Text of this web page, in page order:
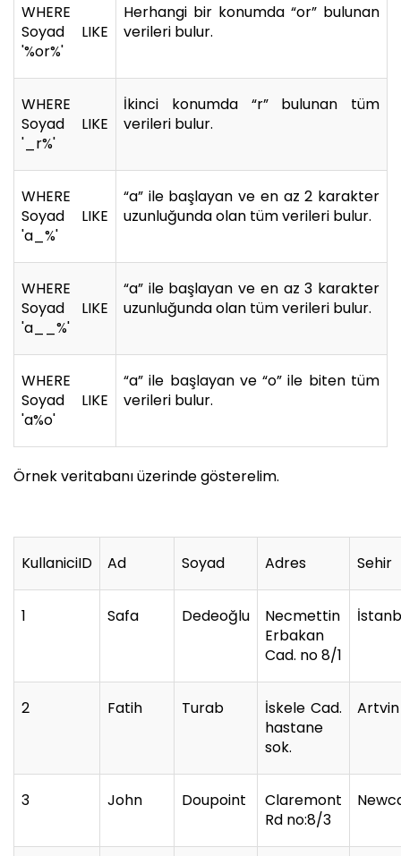
WHERE
Soyad LIKE
'%or%'
Herhangi bir konumda “or” bulunan
verileri bulur.
WHERE
Soyad LIKE
'_r%'
İkinci konumda “r” bulunan tüm
verileri bulur.
WHERE
Soyad LIKE
'a_%'
“a” ile başlayan ve en az 2 karakter
uzunluğunda olan tüm verileri bulur.
WHERE
Soyad LIKE
'a__%'
“a” ile başlayan ve en az 3 karakter
uzunluğunda olan tüm verileri bulur.
WHERE
Soyad LIKE
'a%o'
“a” ile başlayan ve “o” ile biten tüm
verileri bulur.
Örnek veritabanı üzerinde gösterelim.
KullaniciID Ad Soyad Adres Sehir
1 Safa Dedeoğlu
Necmettin
Erbakan
Cad. no 8/1
2 Fatih Turab
İskele Cad.
hastane
sok.
Artvin
3 John Doupoint
Claremont
Rd no:8/3